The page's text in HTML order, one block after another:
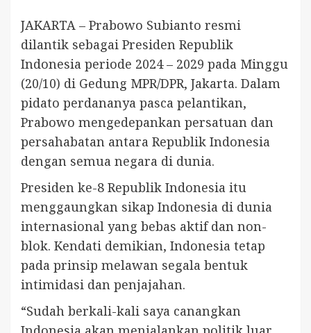
JAKARTA – Prabowo Subianto resmi
dilantik sebagai Presiden Republik
Indonesia periode 2024 – 2029 pada Minggu
(20/10) di Gedung MPR/DPR, Jakarta. Dalam
pidato perdananya pasca pelantikan,
Prabowo mengedepankan persatuan dan
persahabatan antara Republik Indonesia
dengan semua negara di dunia.
Presiden ke-8 Republik Indonesia itu
menggaungkan sikap Indonesia di dunia
internasional yang bebas aktif dan non-
blok. Kendati demikian, Indonesia tetap
pada prinsip melawan segala bentuk
intimidasi dan penjajahan.
“Sudah berkali-kali saya canangkan